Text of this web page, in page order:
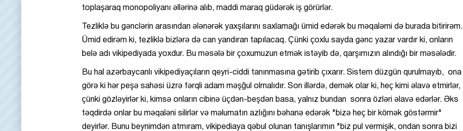
toplaşaraq monopoliyanı əllərinə alıb, maddi maraq güdərək iş görürlər.
Tezliklə bu gənclərin arasından ələnərək yaxşılarını saxlamağı ümid edərək bu məqaləmi də burada bitirirəm.
Ümid edirəm ki, tezliklə bizlərə də can yandıran tapılacaq. Çünki çoxlu sayda gənc yazar vardır ki, onların
belə adı vikipediyada yoxdur. Bu məsələ bir çoxumuzun etmək istəyib də, qarşımızın alındığı bir məsələdir.
Bu hal azərbaycanlı vikipediyaçıların qeyri-ciddi tanınmasına gətirib çıxarır. Sistem düzgün qurulmayıb, ona
görə ki hər peşə sahəsi üzrə fərqli adam məşğul olmalıdır. Son illərdə, demək olar ki, heç kimi əlavə etmirlər,
çünki gözləyirlər ki, kimsə onların cibinə üçdən-beşdən basa, yalnız bundan sonra özləri əlavə edərlər. Əks
təqdirdə onlar bu məqaləni silirlər və məlumatın azlığını bəhanə edərək "bizə heç bir kömək göstərmir"
deyirlər. Bunu beynimdən atmıram, vikipediaya qəbul olunan tanışlarımın "biz pul vermişik, ondan sonra bizi